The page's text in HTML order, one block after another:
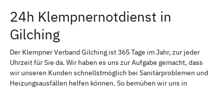
24h Klempnernotdienst in
Gilching
Der Klempner Verband Gilching ist 365 Tage im Jahr, zur jeder
Uhrzeit für Sie da. Wir haben es uns zur Aufgabe gemacht, dass
wir unseren Kunden schnellstmöglich bei Sanitärproblemen und
Heizungsausfällen helfen können. So bemühen wir uns in